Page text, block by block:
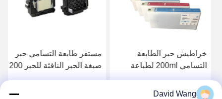
خراطيش حبر الطابعة
التسامي 200ml لطباعة
مستقر طابعة التسامي حبر
صبغة الحبر النافثة للحبر 200
David Wang